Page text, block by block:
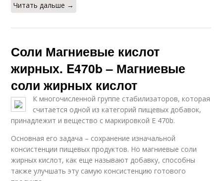
Читать дальше →
Соли Магниевые кислот
жирных. E470b – Магниевые
соли жирных кислот
К многочисленной группе стабилизаторов, которая
считается одной из категорий пищевых добавок,
принадлежит и вещество с маркировкой Е 470b.
Основная его задача – сохранение изначальной
консистенции пищевых продуктов. Но магниевые соли
жирных кислот, как еще называют добавку, способны
также улучшать эту самую консистенцию готового